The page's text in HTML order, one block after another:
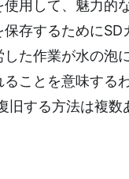
用して、魅力的
存するためにSD
た作業が水の泡
ことを意味する
旧する方法は複数